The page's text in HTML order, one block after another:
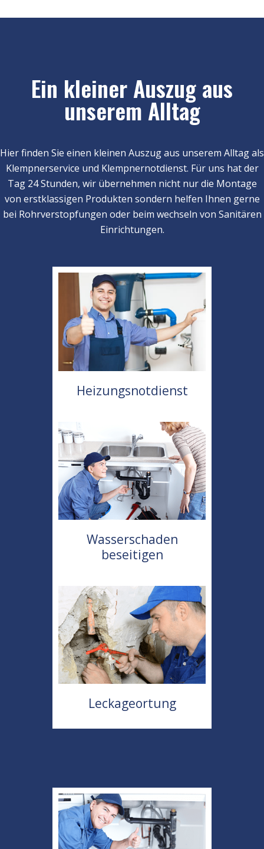
Ein kleiner Auszug aus
unserem Alltag
Hier finden Sie einen kleinen Auszug aus unserem Alltag als
Klempnerservice und Klempnernotdienst. Für uns hat der
Tag 24 Stunden, wir übernehmen nicht nur die Montage
von erstklassigen Produkten sondern helfen Ihnen gerne
bei Rohrverstopfungen oder beim wechseln von Sanitären
Einrichtungen.
Heizungsnotdienst
Wasserschaden
beseitigen
Leckageortung